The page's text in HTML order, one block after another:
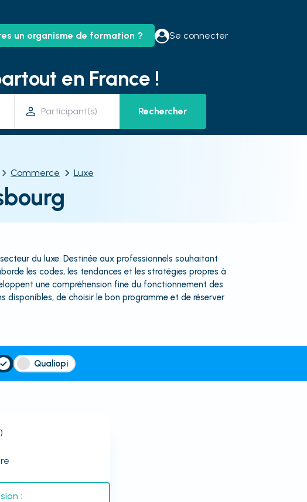
un organisme de formation ? Se connecter
en France !
Rechercher
Commerce Luxe
du luxe. Destinée aux professionnels souhaitant
les codes, les tendances et les stratégies propres à
une compréhension fine du fonctionnement des
disponibles, de choisir le bon programme et de réserver
Qualiopi
: